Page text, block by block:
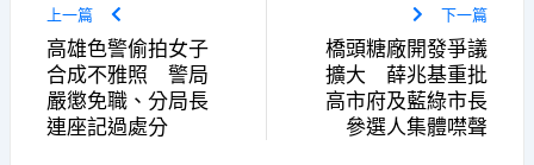
上一篇
高雄色警偷拍女子
合成不雅照 警局
嚴懲免職、分局長
連座記過處分
下一篇
橋頭糖廠開發爭議
擴大 薛兆基重批
高市府及藍綠市長
參選人集體噤聲